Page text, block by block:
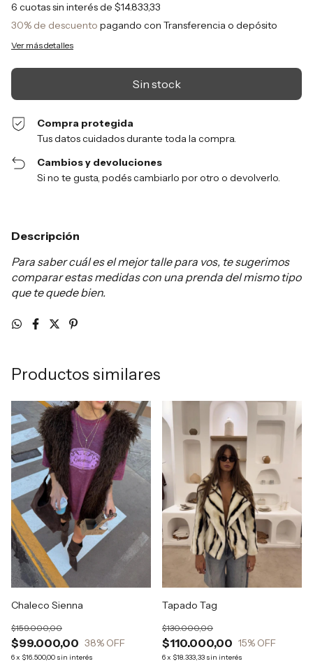
6 cuotas sin interés de $14.833,33
30% de descuento pagando con Transferencia o depósito
Ver más detalles
Compra protegida
Tus datos cuidados durante toda la compra.
Cambios y devoluciones
Si no te gusta, podés cambiarlo por otro o devolverlo.
Descripción
Para saber cuál es el mejor talle para vos, te sugerimos
comparar estas medidas con una prenda del mismo tipo
que te quede bien.
Productos similares
Chaleco Sienna
$99.000,00
$159.000,00
38% OFF
6x $16.500,00 sin interés
Tapado Tag
$110.000,00
$130.000,00
15% OFF
6x $18.333,33 sin interés